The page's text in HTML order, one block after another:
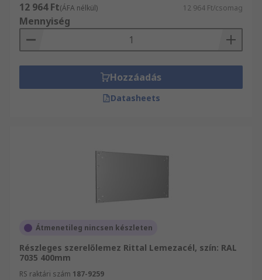
12 964 Ft(ÁFA nélkül) 12 964 Ft/csomag
Mennyiség
Hozzáadás
Datasheets
Átmenetileg nincsen készleten
Részleges szerelőlemez Rittal Lemezacél, szín: RAL
7035 400mm
RS raktári szám 187-9259